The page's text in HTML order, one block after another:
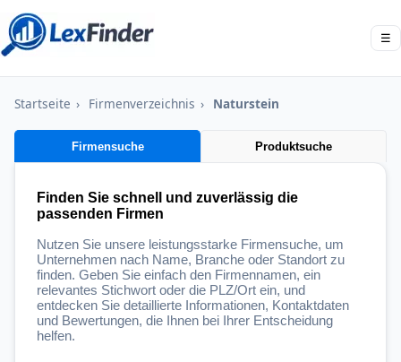
☰
Startseite › Firmenverzeichnis › Naturstein
Firmensuche Produktsuche
Finden Sie schnell und zuverlässig die
passenden Firmen
Nutzen Sie unsere leistungsstarke Firmensuche, um
Unternehmen nach Name, Branche oder Standort zu
finden. Geben Sie einfach den Firmennamen, ein
relevantes Stichwort oder die PLZ/Ort ein, und
entdecken Sie detaillierte Informationen, Kontaktdaten
und Bewertungen, die Ihnen bei Ihrer Entscheidung
helfen.